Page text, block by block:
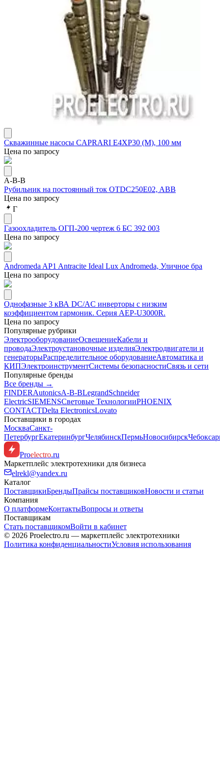
Скважинные насосы CAPRARI E4XР30 (М), 100 мм
Цена по запросу
A-B-B
Рубильник на постоянный ток OTDC250E02, ABB
Цена по запросу
Г
Газоохладитель ОГП-200 чертеж 6 БС 392 003
Цена по запросу
Andromeda AP1 Antracite Ideal Lux Andromeda, Уличное бра
Цена по запросу
Однофазные 3 кВА DC/AC инверторы с низким
коэффициентом гармоник. Серия AEP-U3000R.
Цена по запросу
Популярные рубрики
ЭлектрооборудованиеОсвещениеКабели и
проводаЭлектроустановочные изделияЭлектродвигатели и
генераторыРаспределительное оборудованиеАвтоматика и
КИПЭлектроинструментСистемы безопасностиСвязь и сети
Популярные бренды
Все бренды →
FINDERAutonicsA-B-BLegrandSchneider
ElectricSIEMENSСветовые ТехнологииPHOENIX
CONTACTDelta ElectronicsLovato
Поставщики в городах
МоскваСанкт-
ПетербургЕкатеринбургЧелябинскПермьНовосибирск
Proelectro.ru
Маркетплейс электротехники для бизнеса
elrekl@yandex.ru
Каталог
ПоставщикиБрендыПрайсы поставщиковНовости и статьи
Компания
О платформеКонтактыВопросы и ответы
Поставщикам
Стать поставщикомВойти в кабинет
© 2026 Proelectro.ru — маркетплейс электротехники
Политика конфиденциальностиУсловия использования